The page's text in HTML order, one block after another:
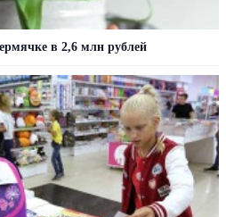
в 2,6 млн рублей